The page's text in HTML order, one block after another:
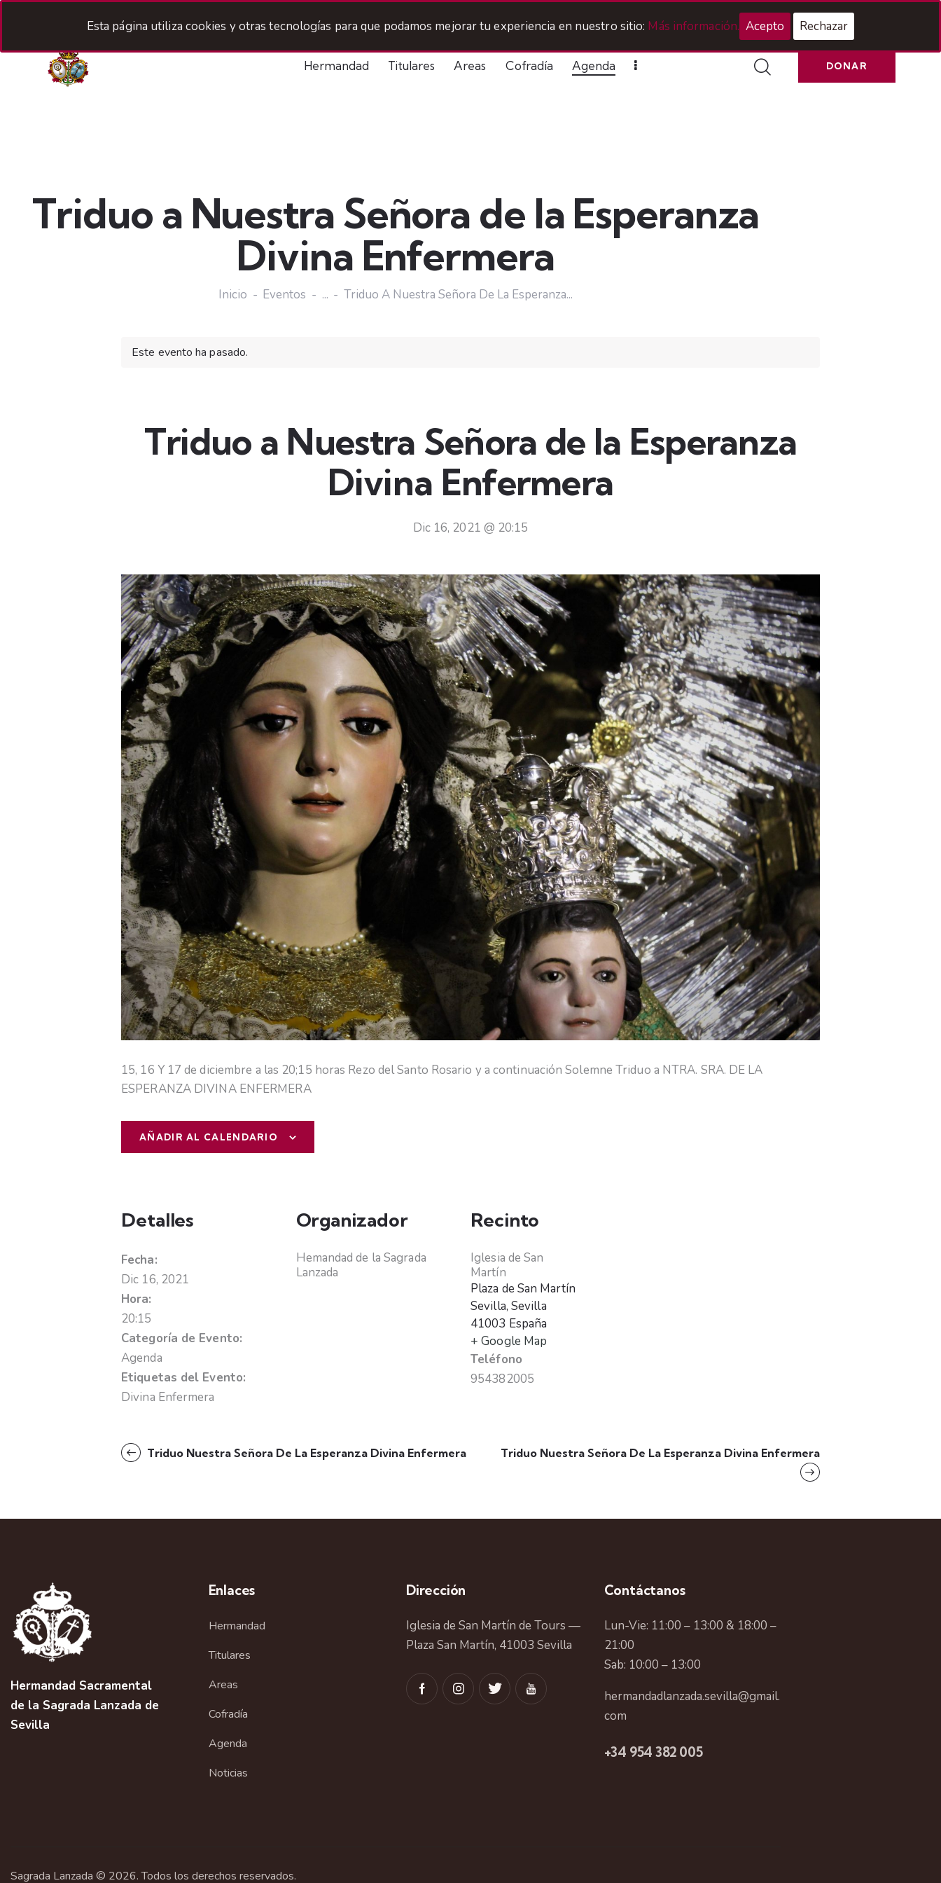
Acceso Hermanos
Hermandad Titulares Areas Cofradía Agenda DONAR
Triduo a Nuestra Señora de la Esperanza
Divina Enfermera
Inicio Eventos ... Triduo A Nuestra Señora De La Esperanza...
Este evento ha pasado.
Triduo a Nuestra Señora de la Esperanza
Divina Enfermera
Dic 16, 2021 @ 20:15
15, 16 Y 17 de diciembre a las 20;15 horas Rezo del Santo Rosario y a continuación Solemne Triduo a NTRA. SRA. DE LA
ESPERANZA DIVINA ENFERMERA
AÑADIR AL CALENDARIO
Detalles
Fecha:
Dic 16, 2021
Hora:
20:15
Categoría de Evento:
Agenda
Etiquetas del Evento:
Divina Enfermera
Organizador
Hemandad de la Sagrada
Lanzada
Recinto
Iglesia de San
Martín
Plaza de San Martín
Sevilla, Sevilla
41003 España
+ Google Map
Teléfono
954382005
Triduo Nuestra Señora De La Esperanza Divina Enfermera Triduo Nuestra Señora De La Esperanza Divina Enfermera
Hermandad Sacramental
de la Sagrada Lanzada de
Sevilla
Enlaces
Hermandad
Titulares
Areas
Cofradía
Agenda
Noticias
Dirección
Iglesia de San Martín de Tours —
Plaza San Martín, 41003 Sevilla
Contáctanos
Lun-Vie: 11:00 – 13:00 & 18:00 –
21:00
Sab: 10:00 – 13:00
hermandadlanzada.sevilla@gmail.
com
+34 954 382 005
Sagrada Lanzada © 2026. Todos los derechos reservados.
Esta página utiliza cookies y otras tecnologías para que podamos mejorar tu experiencia en nuestro sitio: Más información. Acepto Rechazar